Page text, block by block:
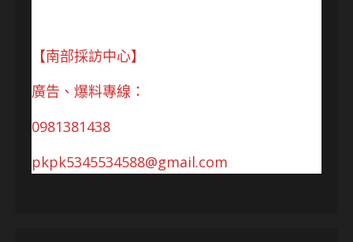
【南部採訪中心】
廣告、爆料專線：
0981381438
pkpk5345534588@gmail.com